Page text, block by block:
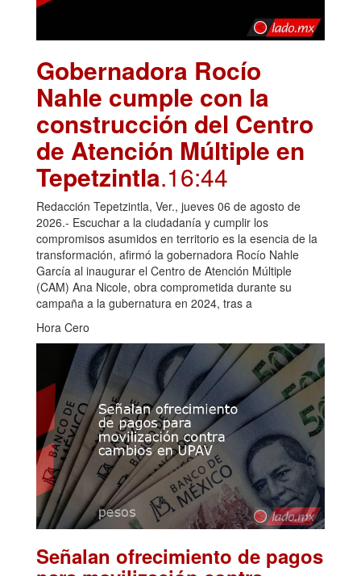
Gobernadora Rocío
Nahle cumple con la
construcción del Centro
de Atención Múltiple en
Tepetzintla.16:44
Redacción Tepetzintla, Ver., jueves 06 de agosto de
2026.- Escuchar a la ciudadanía y cumplir los
compromisos asumidos en territorio es la esencia de la
transformación, afirmó la gobernadora Rocío Nahle
García al inaugurar el Centro de Atención Múltiple
(CAM) Ana Nicole, obra comprometida durante su
campaña a la gubernatura en 2024, tras a
Hora Cero
Señalan ofrecimiento de pagos